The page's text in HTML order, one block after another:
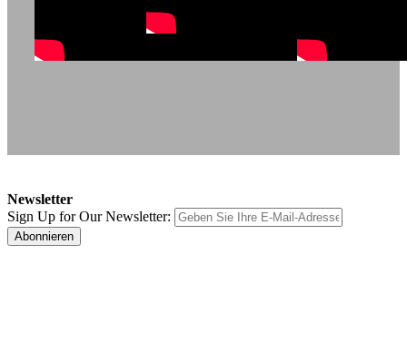
Newsletter
Sign Up for Our Newsletter:
Abonnieren